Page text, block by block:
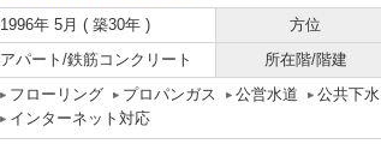
1996年 5月 ( 築30年 ) 方位
アパート/鉄筋コンクリート 所在階/階建
フローリング プロパンガス 公営水道 公共下水
インターネット対応